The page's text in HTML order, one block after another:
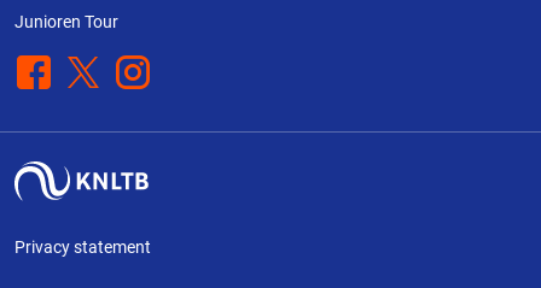
Junioren Tour
Facebook
X Instagram
Privacy statement